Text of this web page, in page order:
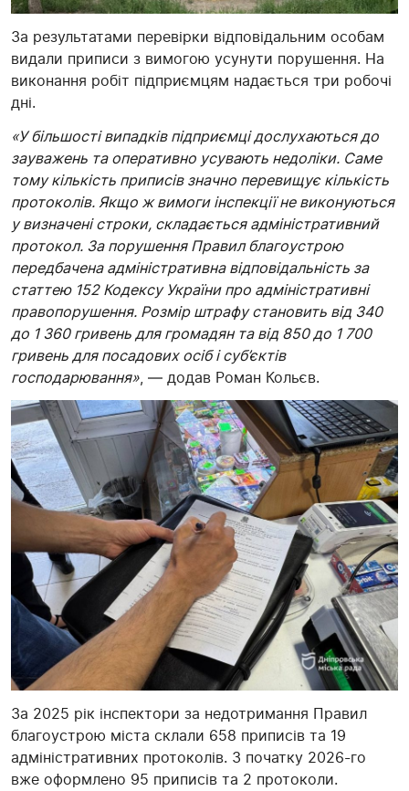
За результатами перевірки відповідальним особам
видали приписи з вимогою усунути порушення. На
виконання робіт підприємцям надається три робочі
дні.
«У більшості випадків підприємці дослухаються до
зауважень та оперативно усувають недоліки. Саме
тому кількість приписів значно перевищує кількість
протоколів. Якщо ж вимоги інспекції не виконуються
у визначені строки, складається адміністративний
протокол. За порушення Правил благоустрою
передбачена адміністративна відповідальність за
статтею 152 Кодексу України про адміністративні
правопорушення. Розмір штрафу становить від 340
до 1 360 гривень для громадян та від 850 до 1 700
гривень для посадових осіб і суб’єктів
господарювання», — додав Роман Кольєв.
За 2025 рік інспектори за недотримання Правил
благоустрою міста склали 658 приписів та 19
адміністративних протоколів. З початку 2026-го
вже оформлено 95 приписів та 2 протоколи.